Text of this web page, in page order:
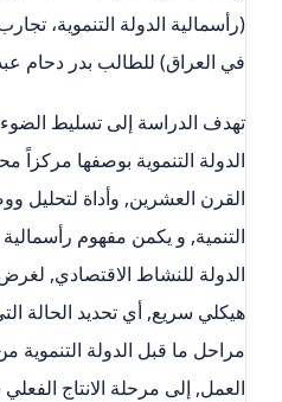
(رأسمالية الدولة التنموية،
في العراق) للطالب بدر دحام
تهدف الدراسة إلى تسليط
الدولة التنموية بوصفها مركزاً
القرن العشرين, وأداة لتحليل
التنمية, و يكمن مفهوم رأسمالية
الدولة للنشاط الاقتصادي,
هيكلي سريع, أي تحديد الحالة
مراحل ما قبل الدولة التنموية
العمل, إلى مرحلة الانتاج